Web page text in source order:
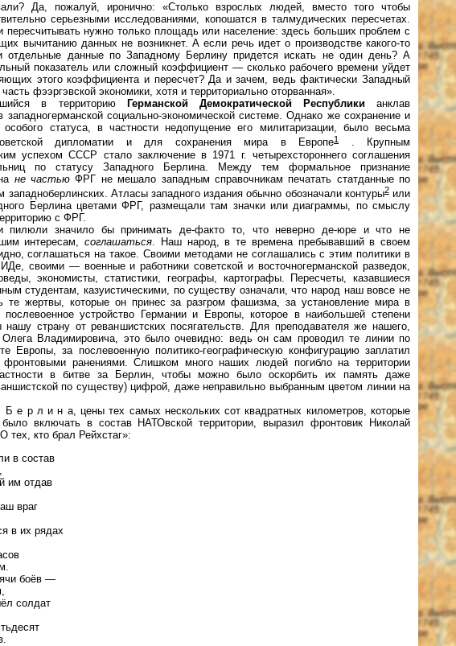
Да, пожалуй, иронично: «Столько взрослых людей, вместо того чтобы
серьезными исследованиями, копошатся в талмудических пересчетах.
нужно только площадь или население: здесь больших проблем с
вычитанию данных не возникнет. А если речь идет о производстве какого-то
отдельные данные по Западному Берлину придется искать не один день? А
показатель или сложный коэффициент — сколько рабочего времени уйдет
этого коэффициента и пересчет? Да и зачем, ведь фактически Западный
фээргэвской экономики, хотя и территориально оторванная».
в территорию
Германской Демократической Республикианклав
западногерманской социально-экономической системе. Однако же сохранение и
статуса, в частности недопущение его милитаризации, было весьма
дипломатии и для сохранения мира в Европе1
. Крупным
успехом СССР стало заключение в 1971 г. четырехстороннего соглашения
по статусу Западного Берлина. Между тем формальное признание
не частью ФРГ не мешало западным справочникам печатать статданные по
Атласы западного издания обычно обозначали контуры2или
Берлина цветами ФРГ, размещали там значки или диаграммы, по смыслу
с ФРГ.
пилюли значило бы принимать де-факто то, что неверно де-юре и что не
интересам,соглашаться. Наш народ, в те времена пребывавший в своем
соглашаться на такое. Своими методами не соглашались с этим политики в
своими — военные и работники советской и восточногерманской разведок,
экономисты, статистики, географы, картографы. Пересчеты, казавшиеся
студентам, казуистическими, по существу означали, что народ наш вовсе не
те жертвы, которые он принес за разгром фашизма, за установление мира в
послевоенное устройство Германии и Европы, которое в наибольшей степени
нашу страну от реваншистских посягательств. Для преподавателя же нашего,
Олега Владимировича, это было очевидно: ведь он сам проводил те линии по
Европы, за послевоенную политико-географическую конфигурацию заплатил
ранениями. Слишком много наших людей погибло на территории
в битве за Берлин, чтобы можно было оскорбить их память даже
по существу) цифрой, даже неправильно выбранным цветом линии на
л и н а, цены тех самых нескольких сот квадратных километров, которые
было включать в состав НАТОвской территории, выразил фронтовик Николай
тех, кто брал Рейхстаг»:
в состав
им отдав
враг
в их рядах
боёв —
солдат